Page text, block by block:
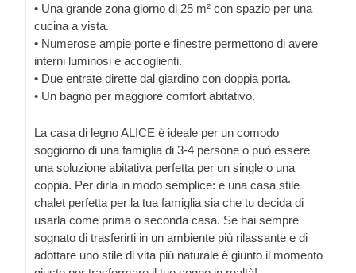
• Una grande zona giorno di 25 m² con spazio per una
cucina a vista.
• Numerose ampie porte e finestre permettono di avere
interni luminosi e accoglienti.
• Due entrate dirette dal giardino con doppia porta.
• Un bagno per maggiore comfort abitativo.
La casa di legno ALICE è ideale per un comodo
soggiorno di una famiglia di 3-4 persone o può essere
una soluzione abitativa perfetta per un single o una
coppia. Per dirla in modo semplice: è una casa stile
chalet perfetta per la tua famiglia sia che tu decida di
usarla come prima o seconda casa. Se hai sempre
sognato di trasferirti in un ambiente più rilassante e di
adottare uno stile di vita più naturale è giunto il momento